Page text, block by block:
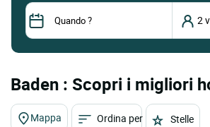
Baden : Scopri i migliori
Mappa Ordina per Stelle